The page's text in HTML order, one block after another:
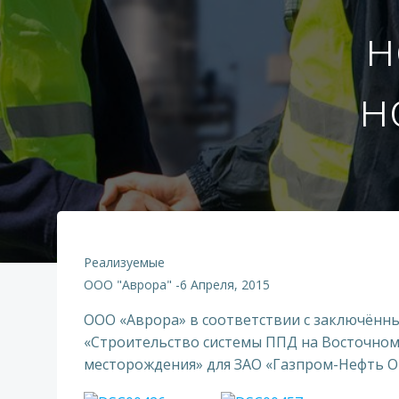
Реализуемые
ООО "Аврора" -6 Апреля, 2015
ООО «Аврора» в соответствии с
«Строительство системы ППД на
месторождения» для ЗАО «Газпром-Нефть